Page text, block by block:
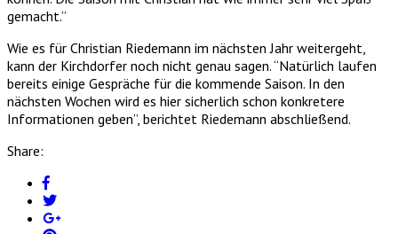
gemacht.”
Wie es für Christian Riedemann im nächsten Jahr weitergeht,
kann der Kirchdorfer noch nicht genau sagen. “Natürlich laufen
bereits einige Gespräche für die kommende Saison. In den
nächsten Wochen wird es hier sicherlich schon konkretere
Informationen geben”, berichtet Riedemann abschließend.
Share: